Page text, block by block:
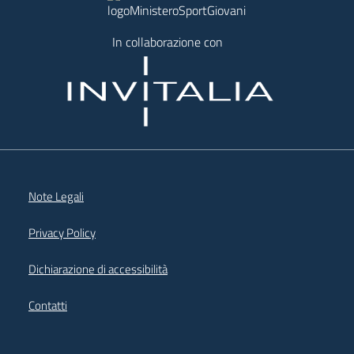
In collaborazione con
Note Legali
Privacy Policy
Dichiarazione di accessibilità
Contatti